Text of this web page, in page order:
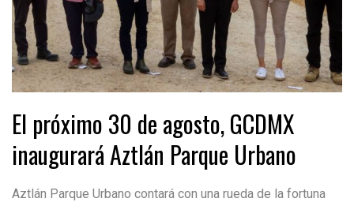
El próximo 30 de agosto, GCDMX
inaugurará Aztlán Parque Urbano
Aztlán Parque Urbano contará con una rueda de la fortuna